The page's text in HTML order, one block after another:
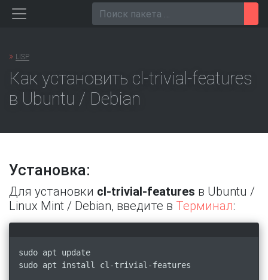
Перейти
» LISP
Как установить cl-trivial-features
в Ubuntu / Debian
Установка:
Для установки cl-trivial-features в Ubuntu /
Linux Mint / Debian, введите в Терминал:
sudo apt update
sudo apt install cl-trivial-features